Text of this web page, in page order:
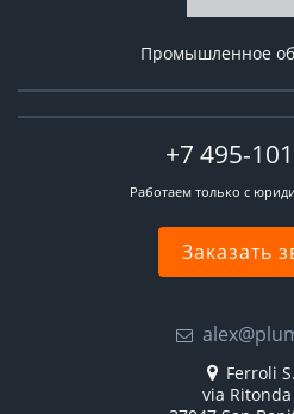
Промышленное
+7 495-
Работаем только с
Заказать
Ferroli
via